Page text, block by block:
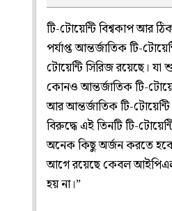
টি-টোয়েন্টি বিশ্বকাপ আর
পর্যাপ্ত আন্তর্জাতিক টি-
টোয়েন্টি সিরিজ রয়েছে।
কোনও আন্তর্জাতিক টি-
আর আন্তর্জাতিক টি-
বিরুদ্ধে এই তিনটি টি-
অনেক কিছু অর্জন করতে
আগে রয়েছে কেবল
হয় না।”